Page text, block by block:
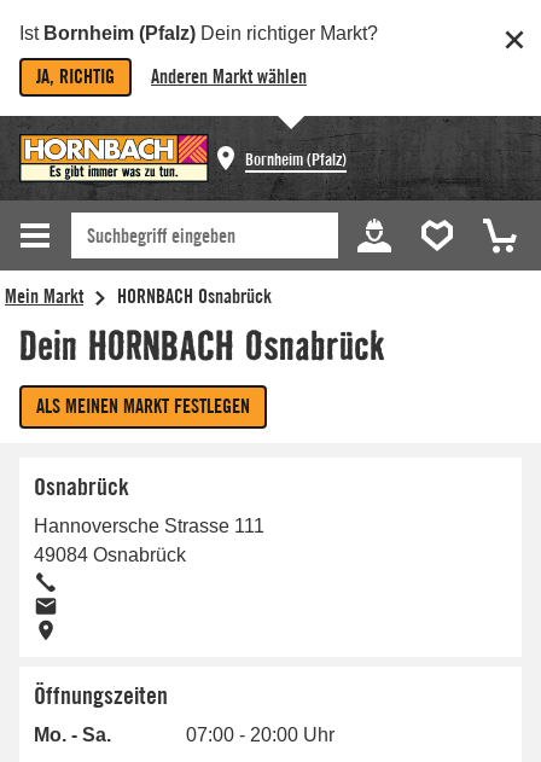
Ist Bornheim (Pfalz) Dein richtiger Markt?
JA, RICHTIG Anderen Markt wählen
Bornheim (Pfalz)
Osnabrück
Hannoversche Strasse 111
49084 Osnabrück
Öffnungszeiten
Mo. - Sa.
07:00 - 20:00 Uhr